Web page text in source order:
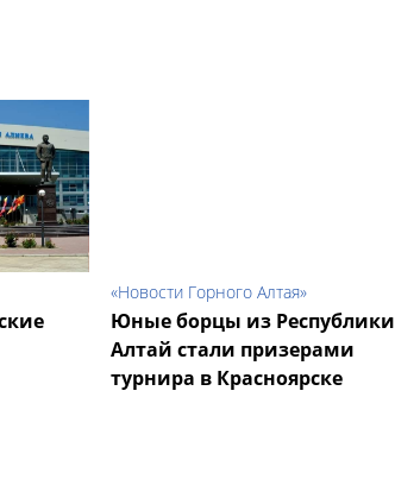
«Новости Горного Алтая»
Юные борцы из Республики
Алтай стали призерами
турнира в Красноярске